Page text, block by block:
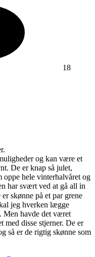
18
og kan være et
De er knap så julet,
oppe hele vinterhalvåret og
har svært ved at gå all in
skønne på et par grene
jeg hverken lægge
Men havde det været
disse stjerner. De er
så er de rigtig skønne som